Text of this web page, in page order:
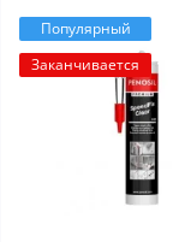
Популярный
Заканчивается